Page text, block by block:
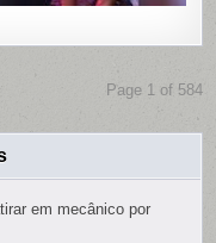
Page 1 of 584
em mecânico por